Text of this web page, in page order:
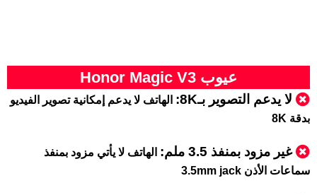
عيوب Honor Magic V3
لا يدعم التصوير بـ8K:
الهاتف لا يدعم إمكانية تصوير الفيديو
بدقة 8K
غير مزود بمنفذ 3.5 ملم:
الهاتف لا يأتي مزود بمنفذ
سماعات الأذن 3.5mm jack